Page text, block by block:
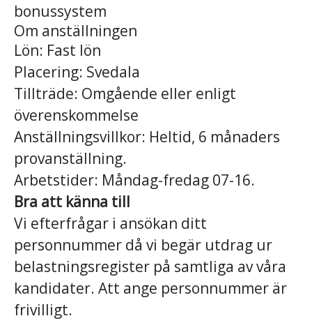
bonussystem
Om anställningen
Lön: Fast lön
Placering: Svedala
Tillträde: Omgående eller enligt
överenskommelse
Anställningsvillkor: Heltid, 6 månaders
provanställning.
Arbetstider: Måndag-fredag 07-16.
Bra att känna till
Vi efterfrågar i ansökan ditt
personnummer då vi begär utdrag ur
belastningsregister på samtliga av våra
kandidater. Att ange personnummer är
frivilligt.